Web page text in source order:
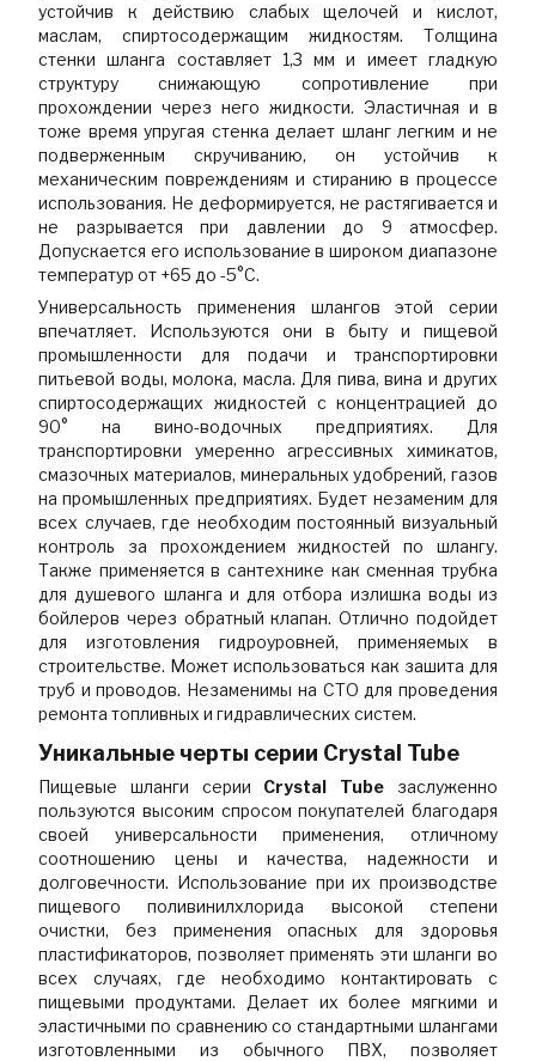
устойчив к действию слабых щелочей и кислот,
маслам, спиртосодержащим жидкостям. Толщина
стенки шланга составляет 1,3 мм и имеет гладкую
структуру снижающую сопротивление при
прохождении через него жидкости. Эластичная и в
тоже время упругая стенка делает шланг легким и не
подверженным скручиванию, он устойчив к
механическим повреждениям и стиранию в процессе
использования. Не деформируется, не растягивается и
не разрывается при давлении до 9 атмосфер.
Допускается его использование в широком диапазоне
температур от +65 до -5°C.
Универсальность применения шлангов этой серии
впечатляет. Используются они в быту и пищевой
промышленности для подачи и транспортировки
питьевой воды, молока, масла. Для пива, вина и других
спиртосодержащих жидкостей с концентрацией до
90° на вино-водочных предприятиях. Для
транспортировки умеренно агрессивных химикатов,
смазочных материалов, минеральных удобрений, газов
на промышленных предприятиях. Будет незаменим для
всех случаев, где необходим постоянный визуальный
контроль за прохождением жидкостей по шлангу.
Также применяется в сантехнике как сменная трубка
для душевого шланга и для отбора излишка воды из
бойлеров через обратный клапан. Отлично подойдет
для изготовления гидроуровней, применяемых в
строительстве. Может использоваться как зашита для
труб и проводов. Незаменимы на СТО для проведения
ремонта топливных и гидравлических систем.
Уникальные черты серии Сrystal Tube
Пищевые шланги серии Сrystal Tube заслуженно
пользуются высоким спросом покупателей благодаря
своей универсальности применения, отличному
соотношению цены и качества, надежности и
долговечности. Использование при их производстве
пищевого поливинилхлорида высокой степени
очистки, без применения опасных для здоровья
пластификаторов, позволяет применять эти шланги во
всех случаях, где необходимо контактировать с
пищевыми продуктами. Делает их более мягкими и
эластичными по сравнению со стандартными шлангами
изготовленными из обычного ПВХ, позволяет